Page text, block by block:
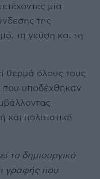
μια
της
τη γεύση και τη
θερμά όλους τους
υποδέχθηκαν
πολιτιστική
το δημιουργικό
γραφής που